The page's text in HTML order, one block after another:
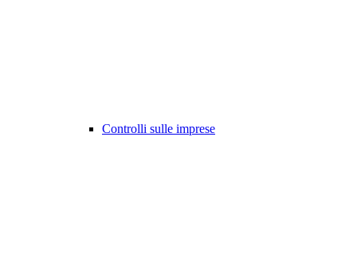
Controlli sulle imprese